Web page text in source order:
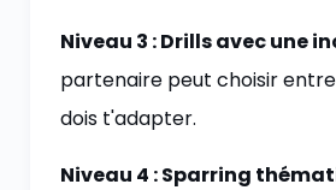
Niveau 3 : Drills avec une
partenaire peut choisir
dois t'adapter.
Niveau 4 : Sparring